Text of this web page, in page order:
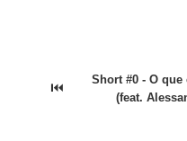
⏮
Short #0 - O
(feat.